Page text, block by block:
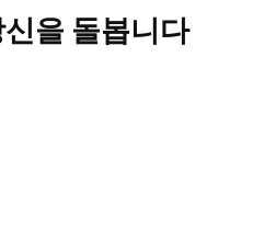
을 돌봅니다